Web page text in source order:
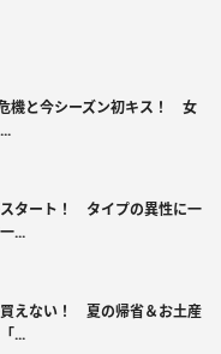
機と今シーズン初キス！ 女
タート！ タイプの異性に一
...
えない！ 夏の帰省＆お土産
...